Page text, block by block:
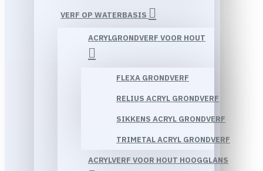
VERF OP WATERBASIS
ACRYLGRONDVERF VOOR HOUT
FLEXA GRONDVERF
RELIUS ACRYL GRONDVERF
SIKKENS ACRYL GRONDVERF
TRIMETAL ACRYL GRONDVERF
ACRYLVERF VOOR HOUT HOOGGLANS